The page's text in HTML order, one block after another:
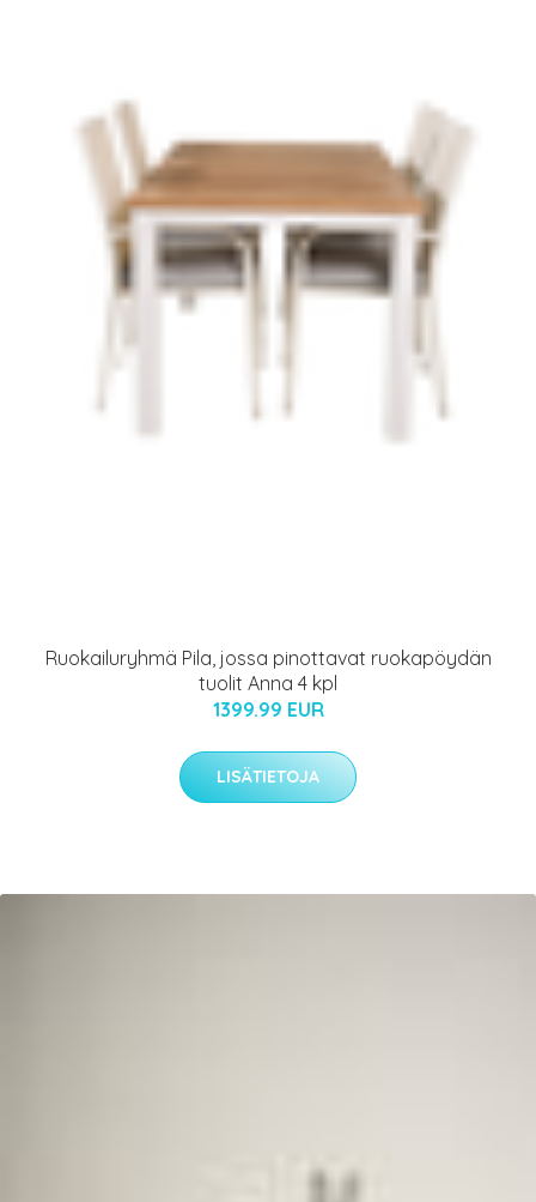
Ruokailuryhmä Pila, jossa pinottavat ruokapöydän
tuolit Anna 4 kpl
1399.99 EUR
LISÄTIETOJA